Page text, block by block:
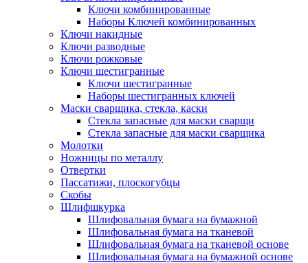
Ключи комбинированные
Наборы Ключей комбинированных
Ключи накидные
Ключи разводные
Ключи рожковые
Ключи шестигранные
Ключи шестигранные
Наборы шестигранных ключей
Маски сварщика, стекла, каски
Стекла запасные для маски сварщи
Стекла запасные для маски сварщика
Молотки
Ножницы по металлу
Отвертки
Пассатижи, плоскогубцы
Скобы
Шлифшкурка
Шлифовальная бумага на бумажной
Шлифовальная бумага на тканевой
Шлифовальная бумага на тканевой основе
Шлифовальная бумага на бумажной основе